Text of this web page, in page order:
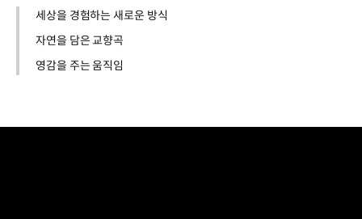
세상을 경험하는 새로운 방식
자연을 담은 교향곡
영감을 주는 움직임